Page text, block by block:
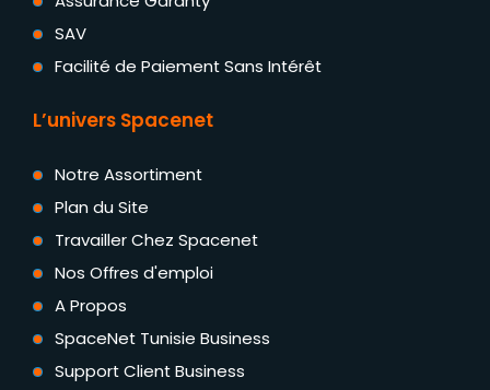
SAV
Facilité de Paiement Sans Intérêt
L’univers Spacenet
Notre Assortiment
Plan du Site
Travailler Chez Spacenet
Nos Offres d'emploi
A Propos
SpaceNet Tunisie Business
Support Client Business